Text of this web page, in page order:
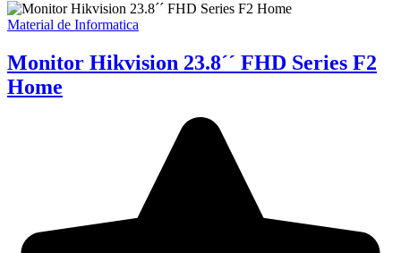
Material de Informatica
Monitor Hikvision 23.8´´ FHD Series F2
Home